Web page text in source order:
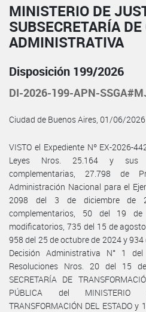
MINISTERIO DE
SUBSECRETARÍA
ADMINISTRATIVA
Disposición 199/2026
DI-2026-199-APN-
Ciudad de Buenos Aires, 01/06/2026
VISTO el Expediente Nº EX-2026-
Leyes Nros. 25.164 y sus
complementarias, 27.798 de
Administración Nacional para el
2098 del 3 de diciembre de
complementarios, 50 del 19
modificatorios, 735 del 15 de
958 del 25 de octubre de 2024 y
Decisión Administrativa N° 1
Resoluciones Nros. 20 del 15
SECRETARÍA DE
PÚBLICA del MINISTERIO
TRANSFORMACIÓN DEL ESTADO